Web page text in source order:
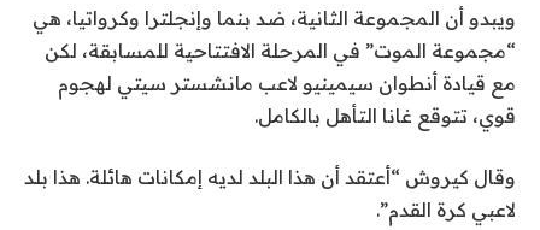
ويبدو أن المجموعة الثانية، ضد بنما وإنجلترا وكرواتيا، هي
“مجموعة الموت” في المرحلة الافتتاحية للمسابقة، لكن
مع قيادة أنطوان سيمينيو لاعب مانشستر سيتي لهجوم
قوي، تتوقع غانا التأهل بالكامل.
وقال كيروش “أعتقد أن هذا البلد لديه إمكانات هائلة. هذا بلد
لاعبي كرة القدم”.